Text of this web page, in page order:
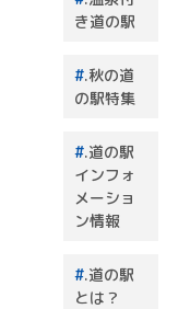
き道の駅
.秋の道
の駅特集
.道の駅
インフォ
メーショ
ン情報
.道の駅
とは？